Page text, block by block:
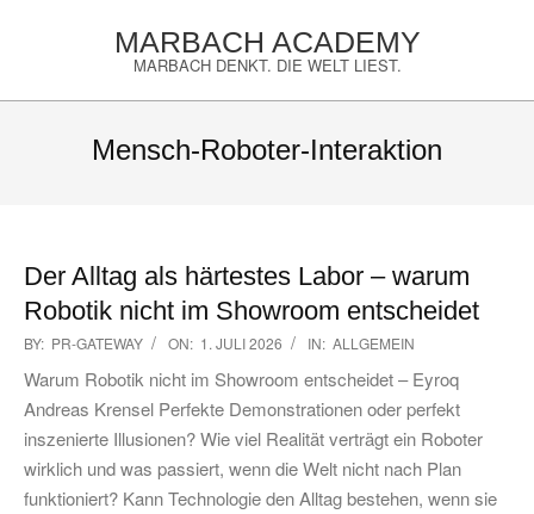
MARBACH ACADEMY
MARBACH DENKT. DIE WELT LIEST.
Mensch-Roboter-Interaktion
Der Alltag als härtestes Labor – warum
Robotik nicht im Showroom entscheidet
2026-
07-
01
BY: PR-GATEWAY ON: 1. JULI 2026 IN: ALLGEMEIN
Warum Robotik nicht im Showroom entscheidet – Eyroq
Andreas Krensel Perfekte Demonstrationen oder perfekt
inszenierte Illusionen? Wie viel Realität verträgt ein Roboter
wirklich und was passiert, wenn die Welt nicht nach Plan
funktioniert? Kann Technologie den Alltag bestehen, wenn sie